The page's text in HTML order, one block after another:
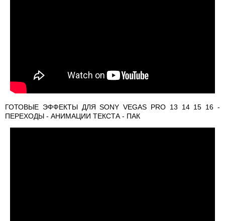
ГОТОВЫЕ ЭФФЕКТЫ ДЛЯ SONY VEGAS PRO 13 14 15 16 -
ПЕРЕХОДЫ - АНИМАЦИИ ТЕКСТА - ПАК